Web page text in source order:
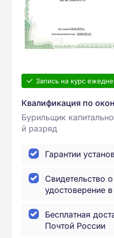
Запись на курс
Квалификация по
Бурильщик
й разряд
Гарантии
Свидетельство
удостоверение
Бесплатная
Почтой России